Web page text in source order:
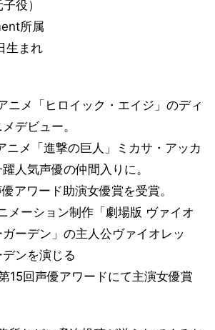
役）
所属
生まれ
ニメ「ヒロイック・エイジ」のディ
デビュー。
ニメ「進撃の巨人」ミカサ・アッカ
人気声優の仲間入りに。
アワード助演女優賞を受賞。
メーション制作「劇場版 ヴァイオ
ーデン」の主人公ヴァイオレッ
ンを演じる
15回声優アワードにて主演女優賞